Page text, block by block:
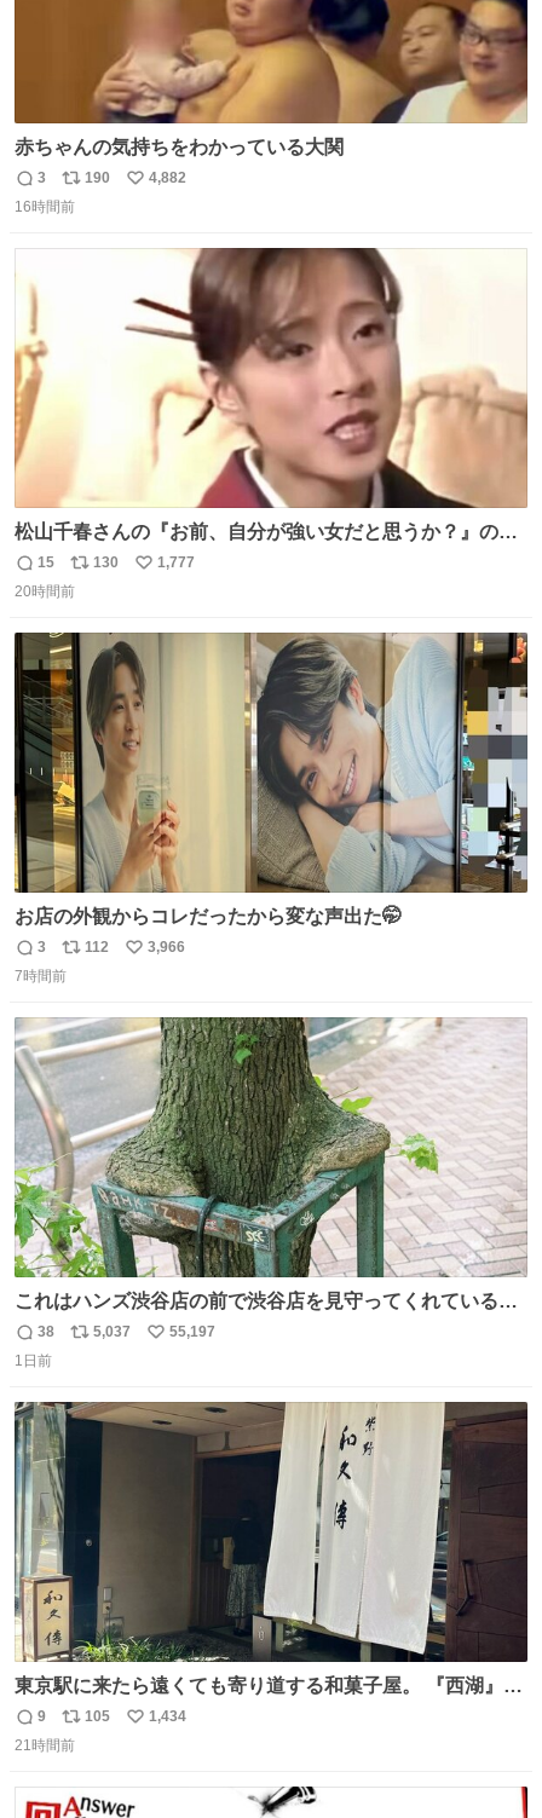
赤ちゃんの気持ちをわかっている大関
返
信
3
リ
ポ
190
い
4,882
16時間前
松山千春さんの『お前、自分が強い女だと思うか？』の一
言で… 中森明菜さんが思わず本音をこぼす瞬間😭
返
信
15
リ
ポ
ト
数
130
い
数
1,777
20時間前
お店の外観からコレだったから変な声出た🤭
返
信
3
リ
ポ
ト
数
112
い
数
3,966
7時間前
これはハンズ渋谷店の前で渋谷店を見守ってくれている
「くつろ木」。
返
信
38
リ
ト
5,037
い
数
55,197
1日前
東京駅に来たら遠くても寄り道する和菓子屋。 『西湖』と
いう笹に包まれ、蓮根の粉で出来た生菓子がたまらなく美
味しい。 笹の香りと和三盆の風味、蓮粉のもちもちと特徴
返
信
9
リ
ポ
ト
105
い
数
1,434
21時間前